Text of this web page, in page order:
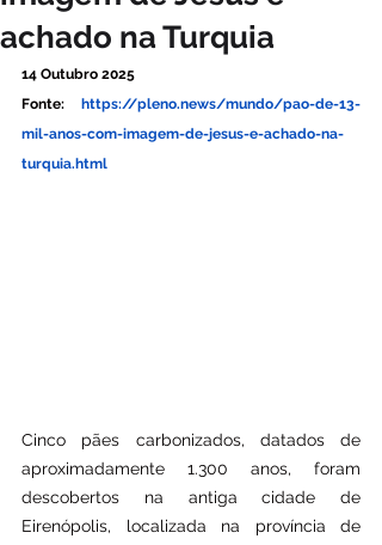
achado na Turquia
14 Outubro 2025
Fonte: https://pleno.news/mundo/pao-de-13-
mil-anos-com-imagem-de-jesus-e-achado-na-
turquia.html
Cinco pães carbonizados, datados de
aproximadamente 1.300 anos, foram
descobertos na antiga cidade de
Eirenópolis, localizada na província de